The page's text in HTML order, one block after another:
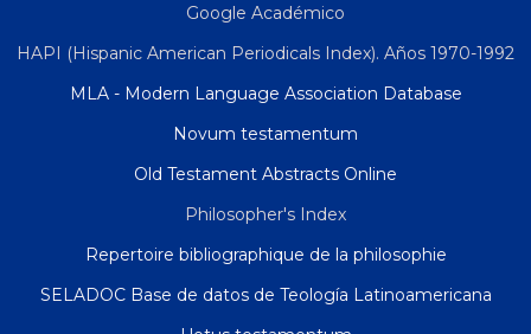
Google Académico
HAPI (Hispanic American Periodicals Index). Años 1970-1992
MLA - Modern Language Association Database
Novum testamentum
Old Testament Abstracts Online
Philosopher's Index
Repertoire bibliographique de la philosophie
SELADOC Base de datos de Teología Latinoamericana